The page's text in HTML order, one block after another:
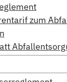
zum